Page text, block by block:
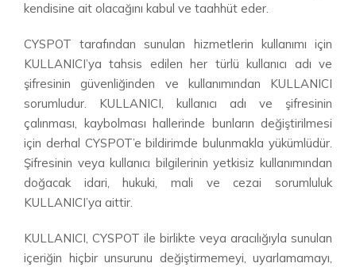
kendisine ait olacağını kabul ve taahhüt eder.
CYSPOT tarafından sunulan hizmetlerin kullanımı için
KULLANICI’ya tahsis edilen her türlü kullanıcı adı ve
şifresinin güvenliğinden ve kullanımından KULLANICI
sorumludur. KULLANICI, kullanıcı adı ve şifresinin
çalınması, kaybolması hallerinde bunların değiştirilmesi
için derhal CYSPOT’e bildirimde bulunmakla yükümlüdür.
Şifresinin veya kullanıcı bilgilerinin yetkisiz kullanımından
doğacak idari, hukuki, mali ve cezai sorumluluk
KULLANICI’ya aittir.
KULLANICI, CYSPOT ile birlikte veya aracılığıyla sunulan
içeriğin hiçbir unsurunu değiştirmemeyi, uyarlamamayı,